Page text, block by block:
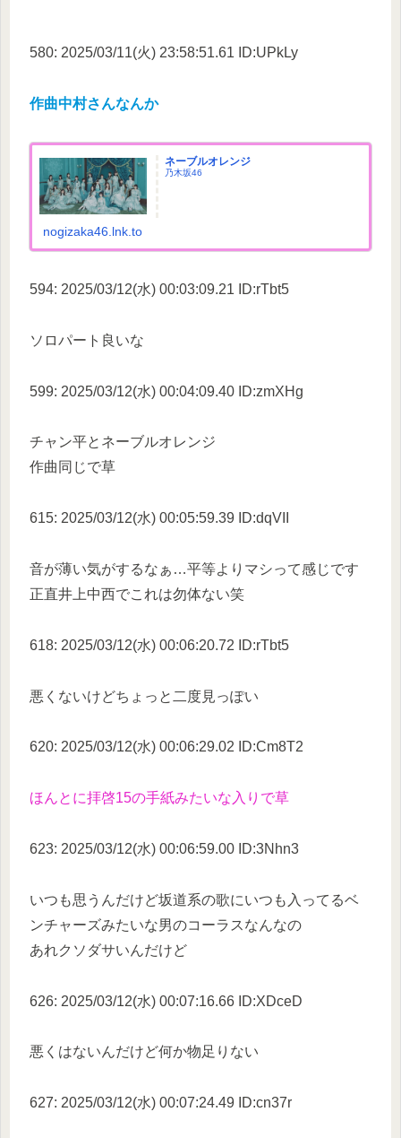
580: 2025/03/11(火) 23:58:51.61 ID:UPkLy
作曲中村さんなんか
ネーブルオレンジ
乃木坂46
nogizaka46.lnk.to
594: 2025/03/12(水) 00:03:09.21 ID:rTbt5
ソロパート良いな
599: 2025/03/12(水) 00:04:09.40 ID:zmXHg
チャン平とネーブルオレンジ
作曲同じで草
615: 2025/03/12(水) 00:05:59.39 ID:dqVII
音が薄い気がするなぁ…平等よりマシって感じです
正直井上中西でこれは勿体ない笑
618: 2025/03/12(水) 00:06:20.72 ID:rTbt5
悪くないけどちょっと二度見っぽい
620: 2025/03/12(水) 00:06:29.02 ID:Cm8T2
ほんとに拝啓15の手紙みたいな入りで草
623: 2025/03/12(水) 00:06:59.00 ID:3Nhn3
いつも思うんだけど坂道系の歌にいつも入ってるベ
ンチャーズみたいな男のコーラスなんなの
あれクソダサいんだけど
626: 2025/03/12(水) 00:07:16.66 ID:XDceD
悪くはないんだけど何か物足りない
627: 2025/03/12(水) 00:07:24.49 ID:cn37r